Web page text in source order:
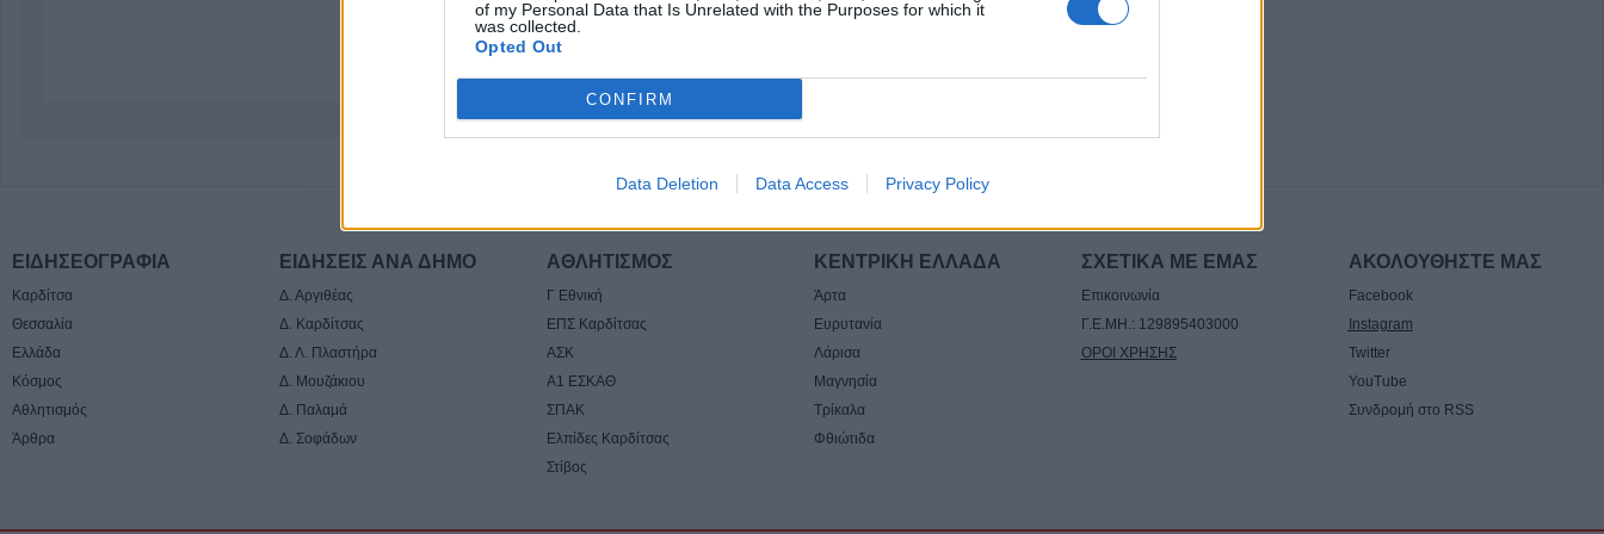
of my Personal Data that Is Unrelated with the Purposes for which it
was collected.
Opted Out
CONFIRM
Data Deletion Data Access Privacy Policy
Ταϊλάνδη – Νεκρός 24χρονος
σύμβαση για την εκπόνηση της
ιστορικής Γέφυρας Κοράκου
Κάηκε ολοσχερώς αυτοκίνητο
Το Σάββατο 8 Αυγούστου το
παρέμβαση από την Επιτροπή
ΕΙΔΗΣΕΟΓΡΑΦΙΑ
Καρδίτσα
Θεσσαλία
Ελλάδα
Κόσμος
Αθλητισμός
Άρθρα
ΕΙΔΗΣΕΙΣ ΑΝΑ ΔΗΜΟ
Δ. Αργιθέας
Δ. Καρδίτσας
Δ. Λ. Πλαστήρα
Δ. Μουζάκιου
Δ. Παλαμά
Δ. Σοφάδων
ΑΘΛΗΤΙΣΜΟΣ
Γ Εθνική
ΕΠΣ Καρδίτσας
ΑΣΚ
Α1 ΕΣΚΑΘ
ΣΠΑΚ
Ελπίδες Καρδίτσας
Στίβος
ΚΕΝΤΡΙΚΗ ΕΛΛΑΔΑ
Άρτα
Ευρυτανία
Λάρισα
Μαγνησία
Τρίκαλα
Φθιώτιδα
ΣΧΕΤΙΚΑ ΜΕ ΕΜΑΣ
Επικοινωνία
Γ.Ε.ΜΗ.: 129895403000
ΟΡΟΙ ΧΡΗΣΗΣ
ΑΚΟΛΟΥΘΗΣΤΕ ΜΑΣ
Facebook
Instagram
Twitter
YouTube
Συνδρομή στο RSS